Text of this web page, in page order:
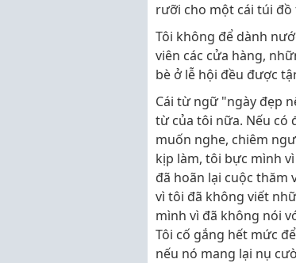
rưỡi cho một cái túi
Tôi không để dành
viên các cửa hàng,
bè ở lễ hội đều được
Cái từ ngữ "ngày đẹp
từ của tôi nữa. Nếu có
muốn nghe, chiêm
kịp làm, tôi bực mình
đã hoãn lại cuộc
vì tôi đã không viết
mình vì đã không nói
Tôi cố gắng hết mức
nếu nó mang lại nụ